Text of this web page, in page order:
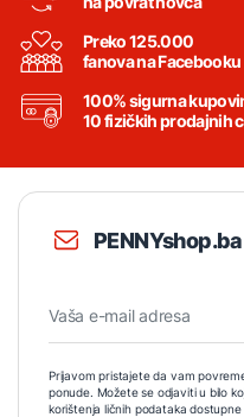
Preko 125.000
fanova na Facebooku
100% sigurna
10 fizičkih prodajnih
Prijavom pristajete da vam
ponude. Možete se odjaviti u bilo
korištenja ličnih podataka dostupne